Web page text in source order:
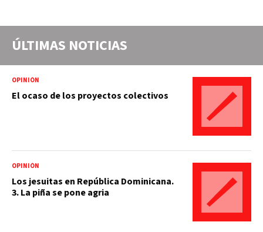
ÚLTIMAS NOTICIAS
OPINIÓN
El ocaso de los proyectos colectivos
OPINIÓN
Los jesuitas en República Dominicana.
3. La piña se pone agria